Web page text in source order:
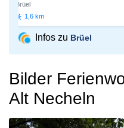
Brüel
1,6 km
Infos zu Brüel
Bilder
Alt Necheln